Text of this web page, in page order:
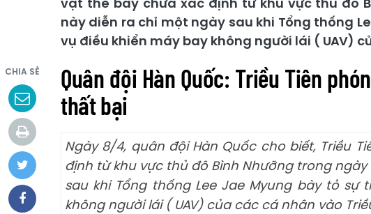
này diễn ra chỉ một ngày sau khi Tổng thống
vụ điều khiển máy bay không người lái ( UAV)
CHIA SẺ
Quân đội Hàn Quốc: Triều Tiên
thất bại
Ngày 8/4, quân đội Hàn Quốc cho biết, Triều
định từ khu vực thủ đô Bình Nhưỡng trong
sau khi Tổng thống Lee Jae Myung bày tỏ
không người lái ( UAV) của các cá nhân vào